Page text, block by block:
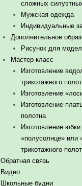
сложных
Мужская одежда
Индивидуальные
Дополнительное
Рисунок для
Мастер-класс
Изготовление
трикотажного
Изготовление
Изготовление
полотна
Изготовление
«полусолнце» или
трикотажного
Обратная связь
Видео
Школьные будни